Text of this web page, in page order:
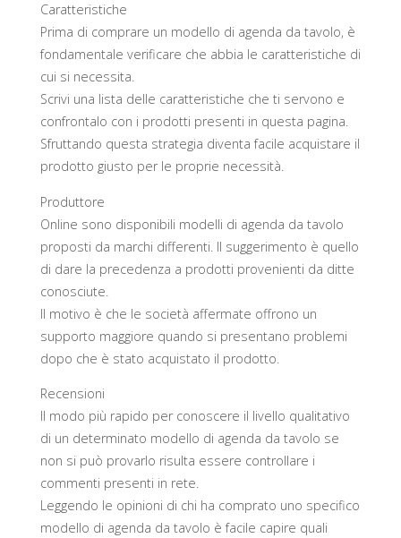
Caratteristiche
Prima di comprare un modello di agenda da tavolo, è
fondamentale verificare che abbia le caratteristiche di
cui si necessita.
Scrivi una lista delle caratteristiche che ti servono e
confrontalo con i prodotti presenti in questa pagina.
Sfruttando questa strategia diventa facile acquistare il
prodotto giusto per le proprie necessità.
Produttore
Online sono disponibili modelli di agenda da tavolo
proposti da marchi differenti. Il suggerimento è quello
di dare la precedenza a prodotti provenienti da ditte
conosciute.
Il motivo è che le società affermate offrono un
supporto maggiore quando si presentano problemi
dopo che è stato acquistato il prodotto.
Recensioni
Il modo più rapido per conoscere il livello qualitativo
di un determinato modello di agenda da tavolo se
non si può provarlo risulta essere controllare i
commenti presenti in rete.
Leggendo le opinioni di chi ha comprato uno specifico
modello di agenda da tavolo è facile capire quali